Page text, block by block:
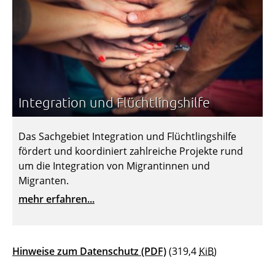
Integration und Flüchtlingshilfe
Das Sachgebiet Integration und Flüchtlingshilfe
fördert und koordiniert zahlreiche Projekte rund
um die Integration von Migrantinnen und
Migranten.
mehr erfahren...
Hinweise zum Datenschutz(PDF)(319,4KiB)